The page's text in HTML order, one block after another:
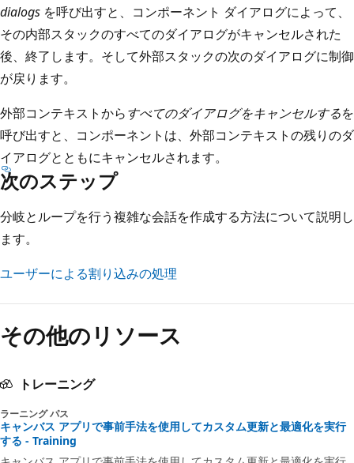
dialogs を呼び出すと、コンポーネント ダイアログによって、
その内部スタックのすべてのダイアログがキャンセルされた
後、終了します。そして外部スタックの次のダイアログに制御
が戻ります。
外部コンテキストからすべてのダイアログをキャンセルするを
呼び出すと、コンポーネントは、外部コンテキストの残りのダ
イアログとともにキャンセルされます。
次のステップ
分岐とループを行う複雑な会話を作成する方法について説明し
ます。
ユーザーによる割り込みの処理
その他のリソース
トレーニング
ラーニング パス
キャンバス アプリで事前手法を使用してカスタム更新と最適化を実行
する - Training